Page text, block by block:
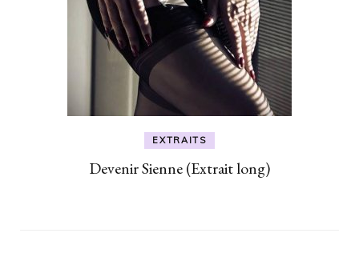
EXTRAITS
Devenir Sienne (Extrait long)